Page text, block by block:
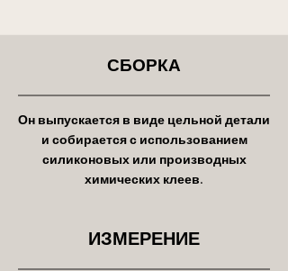
СБОРКА
Он выпускается в виде цельной детали
и собирается с использованием
силиконовых или производных
химических клеев.
ИЗМЕРЕНИЕ